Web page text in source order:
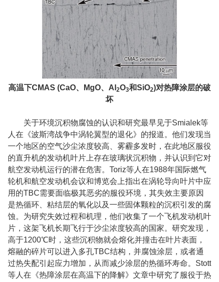
高温下CMAS (CaO、 MgO、 Al 2O3和SiO2)对热障涂层的破
坏
关于环境沉积物腐蚀的认识和研究最早见于Smialek等
人在《波斯湾战争中涡轮翼型的退化》的报道。他们发现当
一个地区的空气沙尘浓度较高、雾霾多发时，在此地区服役
的直升机的发动机叶片上存在玻璃状沉积物，并认识到它对
航空发动机运行的潜在危害。 Toriz等人在1988年国际燃气
轮机和航空发动机会议和博览会上指出在涡轮导向叶片中应
用的TBC需要面临极其恶劣的服役环境，其失效主要原因
是热循环、粘结层的氧化以及一些固体颗粒的沉积引发的腐
蚀。为研究失效过程和机理，他们收集了一个飞机发动机叶
片，这架飞机长期飞行于沙尘浓度较高的国家。研究发现，
高于1200℃时，这些沉积物就会熔化并撞击在叶片表面，
熔融的碎片可以进入多孔TBC结构，并腐蚀涂层，或者通
过热失配引起应力增加，从而减少涂层的热循环寿命。 Stott
等人在《热障涂层在高温下的降解》文章中研究了服役于热